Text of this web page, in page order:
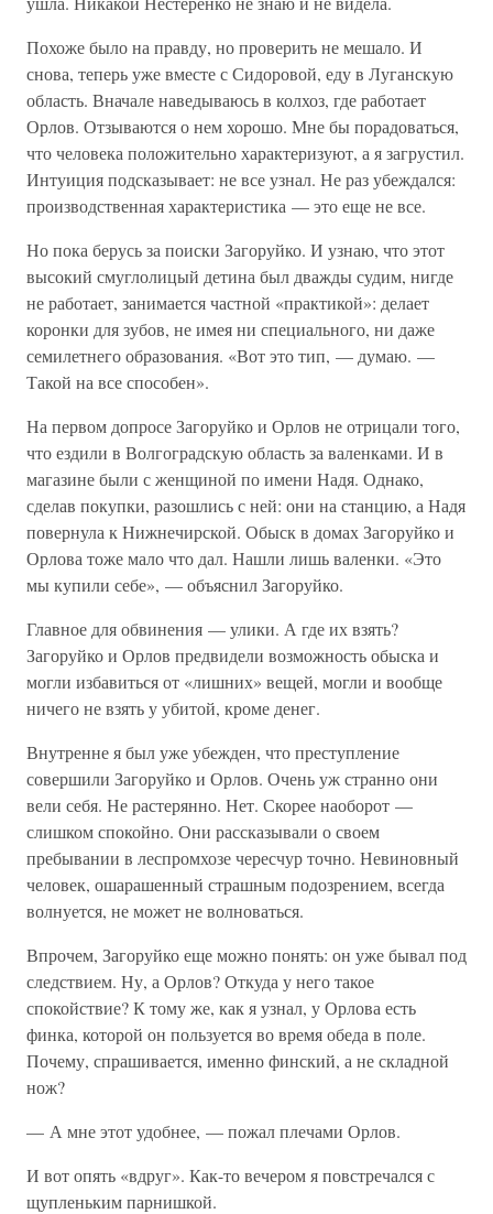
Похоже было на правду, но проверить не мешало. И
снова, теперь уже вместе с Сидоровой, еду в Луганскую
область. Вначале наведываюсь в колхоз, где работает
Орлов. Отзываются о нем хорошо. Мне бы порадоваться,
что человека положительно характеризуют, а я загрустил.
Интуиция подсказывает: не все узнал. Не раз убеждался:
производственная характеристика — это еще не все.
Но пока берусь за поиски Загоруйко. И узнаю, что этот
высокий смуглолицый детина был дважды судим, нигде
не работает, занимается частной «практикой»: делает
коронки для зубов, не имея ни специального, ни даже
семилетнего образования. «Вот это тип, — думаю. —
Такой на все способен».
На первом допросе Загоруйко и Орлов не отрицали того,
что ездили в Волгоградскую область за валенками. И в
магазине были с женщиной по имени Надя. Однако,
сделав покупки, разошлись с ней: они на станцию, а Надя
повернула к Нижнечирской. Обыск в домах Загоруйко и
Орлова тоже мало что дал. Нашли лишь валенки. «Это
мы купили себе», — объяснил Загоруйко.
Главное для обвинения — улики. А где их взять?
Загоруйко и Орлов предвидели возможность обыска и
могли избавиться от «лишних» вещей, могли и вообще
ничего не взять у убитой, кроме денег.
Внутренне я был уже убежден, что преступление
совершили Загоруйко и Орлов. Очень уж странно они
вели себя. Не растерянно. Нет. Скорее наоборот —
слишком спокойно. Они рассказывали о своем
пребывании в леспромхозе чересчур точно. Невиновный
человек, ошарашенный страшным подозрением, всегда
волнуется, не может не волноваться.
Впрочем, Загоруйко еще можно понять: он уже бывал под
следствием. Ну, а Орлов? Откуда у него такое
спокойствие? К тому же, как я узнал, у Орлова есть
финка, которой он пользуется во время обеда в поле.
Почему, спрашивается, именно финский, а не складной
нож?
— А мне этот удобнее, — пожал плечами Орлов.
И вот опять «вдруг». Как-то вечером я повстречался с
щупленьким парнишкой.